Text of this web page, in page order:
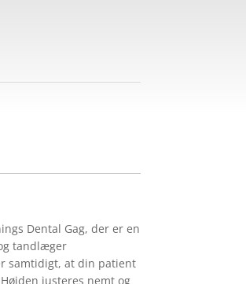
Dental Gag, der er en
tandlæger
samtidigt, at din patient
justeres nemt og